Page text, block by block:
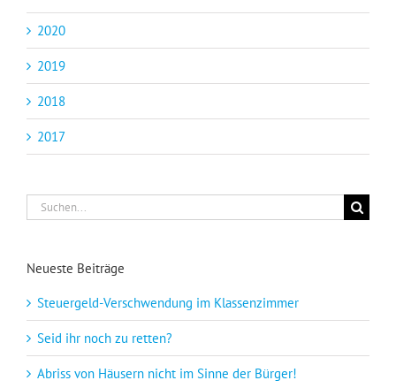
2020
2019
2018
2017
Suche
nach:
Neueste Beiträge
Steuergeld-Verschwendung im Klassenzimmer
Seid ihr noch zu retten?
Abriss von Häusern nicht im Sinne der Bürger!